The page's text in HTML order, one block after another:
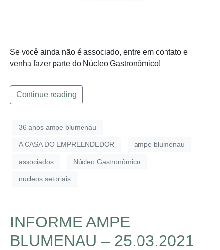
Se você ainda não é associado, entre em contato e
venha fazer parte do Núcleo Gastronômico!
Continue reading
36 anos ampe blumenau
A CASA DO EMPREENDEDOR ampe blumenau
associados Núcleo Gastronômico
nucleos setoriais
INFORME AMPE
BLUMENAU – 25.03.2021